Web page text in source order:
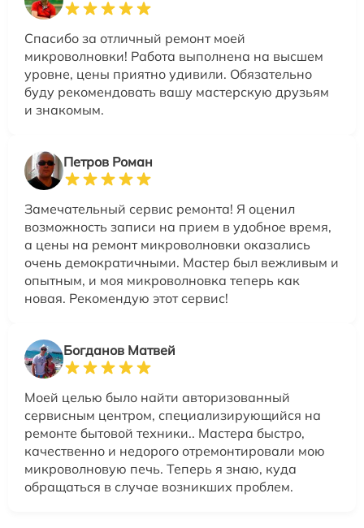
Спасибо за отличный ремонт моей
микроволновки! Работа выполнена на высшем
уровне, цены приятно удивили. Обязательно
буду рекомендовать вашу мастерскую друзьям
и знакомым.
Петров Роман
Замечательный сервис ремонта! Я оценил
возможность записи на прием в удобное время,
а цены на ремонт микроволновки оказались
очень демократичными. Мастер был вежливым и
опытным, и моя микроволновка теперь как
новая. Рекомендую этот сервис!
Богданов Матвей
Моей целью было найти авторизованный
сервисным центром, специализирующийся на
ремонте бытовой техники.. Мастера быстро,
качественно и недорого отремонтировали мою
микроволновую печь. Теперь я знаю, куда
обращаться в случае возникших проблем.